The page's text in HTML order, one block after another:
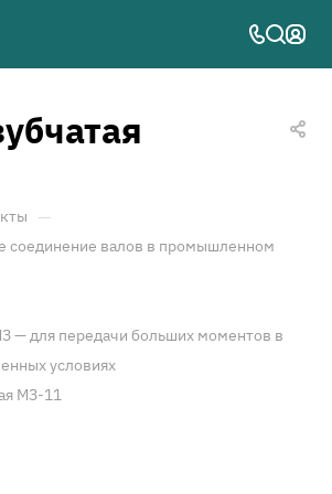
—
валов в промышленном
— для передачи больших моментов в
условиях
МЗ-11